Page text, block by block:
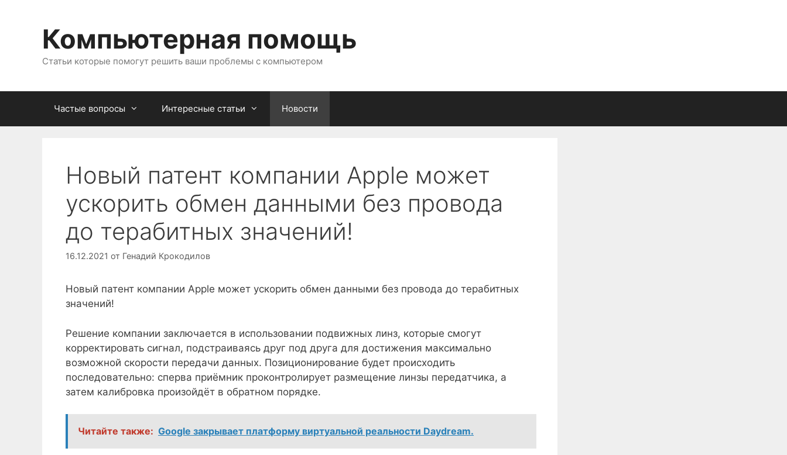
содержимомуКомпьютерная помощь
Статьи которые помогут решить ваши проблемы с компьютером
Частые вопросы Интересные статьи Новости
Новый патент компании Apple может
ускорить обмен данными без провода
до терабитных значений!
16.12.2021 от Генадий Крокодилов
Новый патент компании Apple может ускорить обмен данными без провода до терабитных
значений!
Решение компании заключается в использовании подвижных линз, которые смогут
корректировать сигнал, подстраиваясь друг под друга для достижения максимально
возможной скорости передачи данных. Позиционирование будет происходить
последовательно: сперва приёмник проконтролирует размещение линзы передатчика, а
затем калибровка произойдёт в обратном порядке.
Читайте также: Google закрывает платформу виртуальной реальности Daydream.